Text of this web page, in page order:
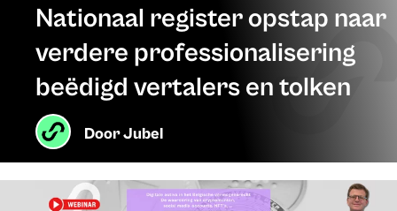
Nationaal register opstap naar
verdere professionalisering
beëdigd vertalers en tolken
DoorJubel